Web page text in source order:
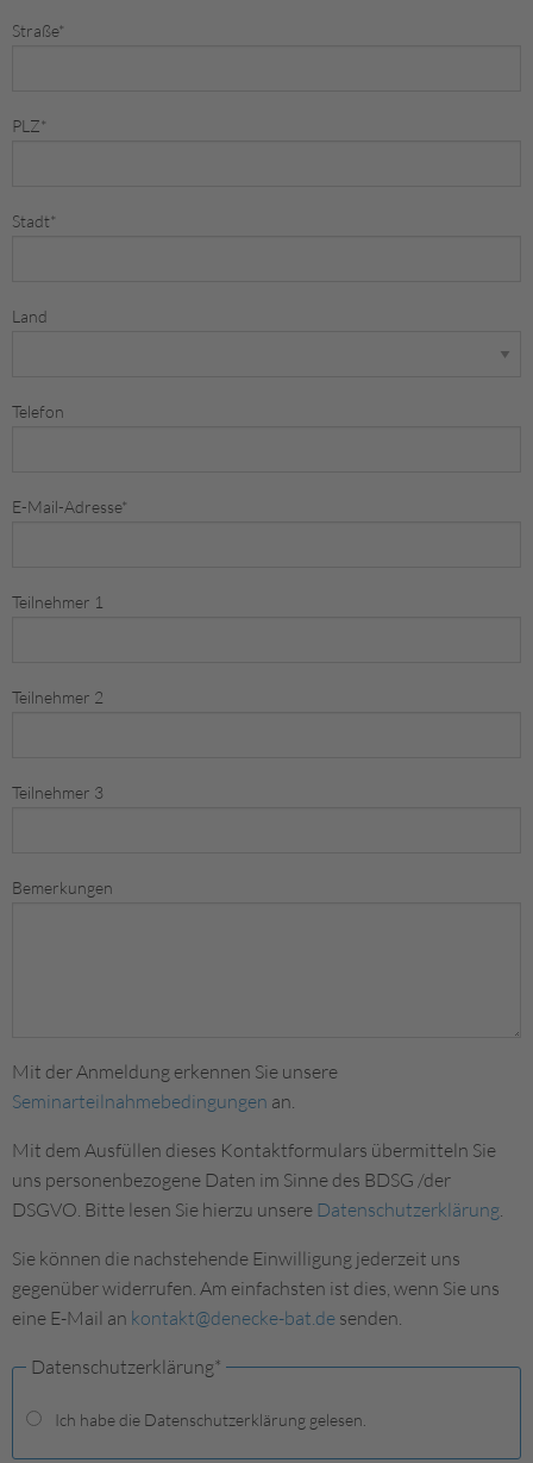
Straße*
PLZ*
Stadt*
Land
Telefon
E-Mail-Adresse*
Teilnehmer 1
Teilnehmer 2
Teilnehmer 3
Bemerkungen
Mit der Anmeldung erkennen Sie unsere
Seminarteilnahmebedingungen an.
Mit dem Ausfüllen dieses Kontaktformulars übermitteln Sie
uns personenbezogene Daten im Sinne des BDSG /der
DSGVO. Bitte lesen Sie hierzu unsere Datenschutzerklärung.
Sie können die nachstehende Einwilligung jederzeit uns
gegenüber widerrufen. Am einfachsten ist dies, wenn Sie uns
eine E-Mail an kontakt@denecke-bat.de senden.
Datenschutzerklärung*
Ich habe die Datenschutzerklärung gelesen.